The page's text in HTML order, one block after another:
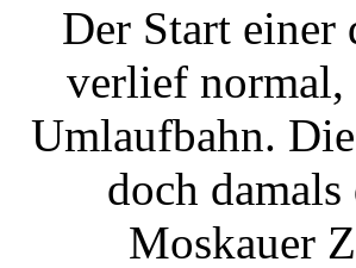
Der Start einer
verlief normal,
Umlaufbahn.
doch
Moskauer